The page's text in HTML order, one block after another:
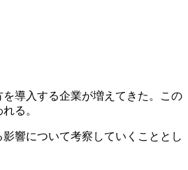
導入する企業が増えてきた。この
る。
響について考察していくこととし